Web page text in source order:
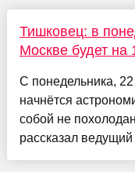
Тишковец: в
Москве будет
С понедельника,
начнётся
собой не
рассказал